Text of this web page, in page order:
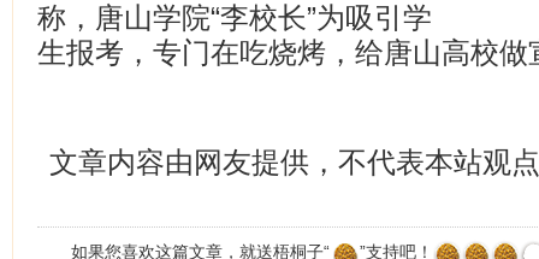
称，唐山学院“李校长”为吸引学
生报考，专门在吃烧烤，给唐山高校做
文章内容由网友提供，不代表本站观点
如果您喜欢这篇文章，就送梧桐子“ ”支持吧！